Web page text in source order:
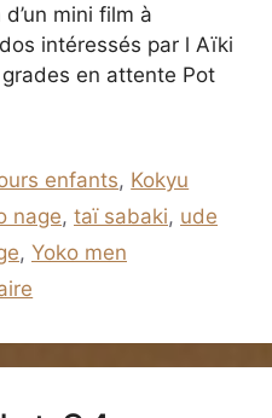
mini film à
intéressés par l Aïki
en attente Pot
enfants, Kokyu
nage, taï sabaki, ude
, Yoko men